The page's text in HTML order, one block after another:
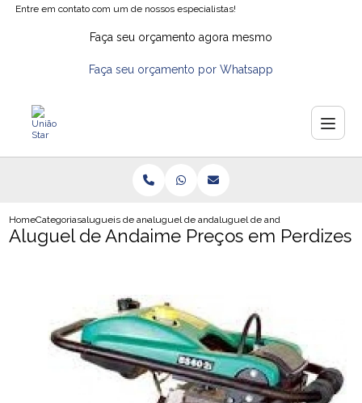
Entre em contato com um de nossos especialistas!
Faça seu orçamento agora mesmo
Faça seu orçamento por Whatsapp
HomeCategoriasalugueis de andaimesaluguel de andaimealuguel de andaime precos em
Aluguel de Andaime Preços em Perdizes